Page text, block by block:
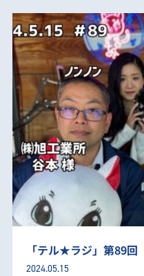
「テル★ラジ」第89回
2024.05.15